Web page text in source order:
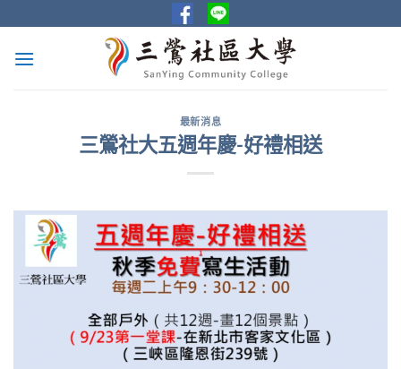
to
content
最新消息
三鶯社大五週年慶-好禮相送